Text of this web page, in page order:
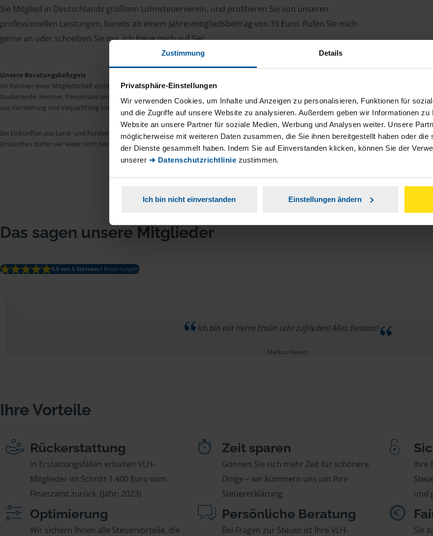
Zustimmung Details
Privatsphäre-Einstellungen
Wir verwenden Cookies, um Inhalte und Anzeigen zu personalisieren, Funktionen für
und die Zugriffe auf unsere Website zu analysieren. Außerdem geben wir Informationen zu
Website an unsere Partner für soziale Medien, Werbung und Analysen weiter. Unsere
möglicherweise mit weiteren Daten zusammen, die Sie ihnen bereitgestellt haben oder
der Dienste gesammelt haben. Indem Sie auf Einverstanden klicken, können Sie der
unserer ➔ Datenschutzrichtlinie zustimmen.
Ich bin nicht einverstanden Einstellungen ändern
Sie Mitglied in Deutschlands größtem Lohnsteuerverein, und profitieren Sie von unseren
professionellen Leistungen, bereits ab einem Jahresmitgliedsbeitrag von 39 Euro. Rufen Sie mich
gerne an oder schreiben Sie mir. Ich freue mich auf Sie!
Unsere Beratungsbefugnis
Im Rahmen einer Mitgliedschaft erstellen wir die Einkommensteuererklärung für Arbeitnehmer, Beamte, Auszubildende,
Studierende, Rentner, Pensionäre und Unterhaltsempfänger nach § 4 Nr. 11 Steuerberatungsgesetz (StBerG). Auch bei Einkünften
aus Vermietung und Verpachtung sowie Kapitalerträgen sind wir in vielen Fällen der geeignete Dienstleister für Sie.
Bei Einkünften aus Land- und Forstwirtschaft, aus Gewerbebetrieb, aus selbstständiger Tätigkeit und umsatzsteuerpflichtigen
Einkünften dürfen wir leider nicht beraten.
Das sagen unsere Mitglieder
5.0 von 5 Sternen(4 Bewertungen)
Ich bin mit Herrn Enslin sehr zufrieden! Alles Bestens!
Markus Hanich
Ihre Vorteile
Rückerstattung
In Erstattungsfällen erhalten VLH-
Mitglieder im Schnitt 1.400 Euro vom
Finanzamt zurück. (Jahr: 2023)
Zeit sparen
Gönnen Sie sich mehr Zeit für schönere
Dinge – wir kümmern uns um Ihre
Steuererklärung.
Ihre
und
Optimierung
Wir sichern Ihnen alle Steuervorteile, die
Persönliche Beratung
Bei Fragen zur Steuer ist Ihre VLH-
Sie